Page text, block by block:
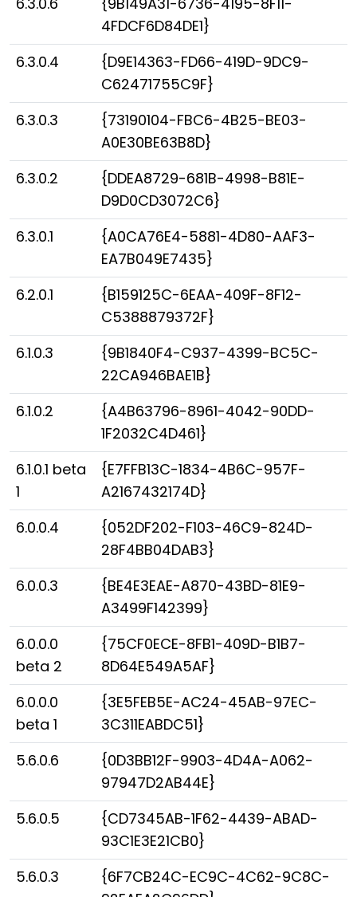
4FDCF6D84DE1}
6.3.0.4
{D9E14363-FD66-419D-9DC9-
C62471755C9F}
6.3.0.3
{73190104-FBC6-4B25-BE03-
A0E30BE63B8D}
6.3.0.2
{DDEA8729-681B-4998-B81E-
D9D0CD3072C6}
6.3.0.1
{A0CA76E4-5881-4D80-AAF3-
EA7B049E7435}
6.2.0.1
{B159125C-6EAA-409F-8F12-
C5388879372F}
6.1.0.3
{9B1840F4-C937-4399-BC5C-
22CA946BAE1B}
6.1.0.2
{A4B63796-8961-4042-90DD-
1F2032C4D461}
6.1.0.1 beta
1
{E7FFB13C-1834-4B6C-957F-
A2167432174D}
6.0.0.4
{052DF202-F103-46C9-824D-
28F4BB04DAB3}
6.0.0.3
{BE4E3EAE-A870-43BD-81E9-
A3499F142399}
6.0.0.0
beta 2
{75CF0ECE-8FB1-409D-B1B7-
8D64E549A5AF}
6.0.0.0
beta 1
{3E5FEB5E-AC24-45AB-97EC-
3C311EABDC51}
5.6.0.6
{0D3BB12F-9903-4D4A-A062-
97947D2AB44E}
5.6.0.5
{CD7345AB-1F62-4439-ABAD-
93C1E3E21CB0}
5.6.0.3
{6F7CB24C-EC9C-4C62-9C8C-